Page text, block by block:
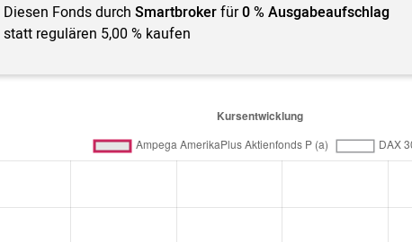
Diesen Fonds durchSmartbrokerfür0 % Ausgabeaufschlag
statt regulären 5,00 % kaufen